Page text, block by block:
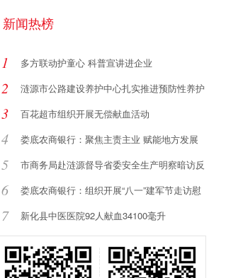
新闻热榜
1 多方联动护童心 科普宣讲进企业
2
涟源市公路建设养护中心扎实推进预防性养护
3 百花超市组织开展无偿献血活动
4 娄底农商银行：聚焦主责主业 赋能地方发展
5
市商务局赴涟源督导省委安全生产明察暗访反
6 娄底农商银行：组织开展“八一”建军节走访慰
7 新化县中医医院92人献血34100毫升